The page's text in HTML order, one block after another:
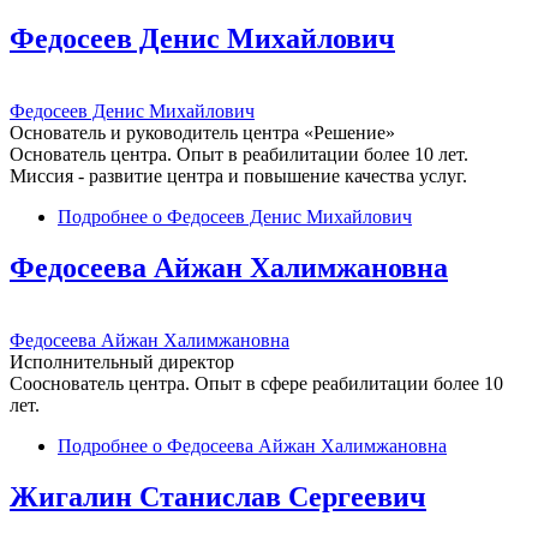
Федосеев Денис Михайлович
Федосеев Денис Михайлович
Основатель и руководитель центра «Решение»
Основатель центра. Опыт в реабилитации более 10 лет.
Миссия - развитие центра и повышение качества услуг.
Подробнее о Федосеев Денис Михайлович
Федосеева Айжан Халимжановна
Федосеева Айжан Халимжановна
Исполнительный директор
Сооснователь центра. Опыт в сфере реабилитации более 10
лет.
Подробнее о Федосеева Айжан Халимжановна
Жигалин Станислав Сергеевич